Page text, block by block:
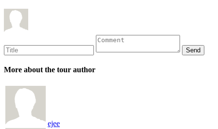
More about the tour author
ejee